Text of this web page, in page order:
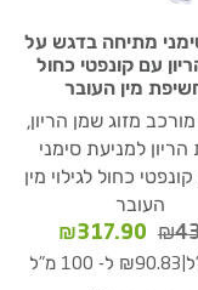
מתיחה בדגש על
עם קונפטי כחול
מין העובר
מזוג שמן הריון,
למניעת סימני
כחול לגילוי מין
העובר
₪ המחיר
המקורי
₪317.90
הנוכחי
₪90.83 ל- 100 מ"ל